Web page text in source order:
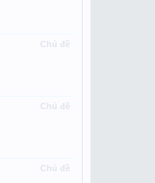
Chủ đề
Chủ đề
Chủ đề